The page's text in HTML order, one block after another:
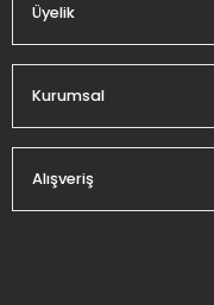
Üyelik
Kurumsal
Alışveriş